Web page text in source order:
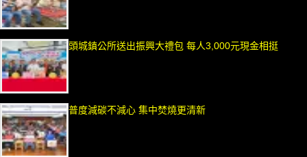
頭城鎮公所送出振興大禮包 每人3,000元現金相挺
普度減碳不減心 集中焚燒更清新